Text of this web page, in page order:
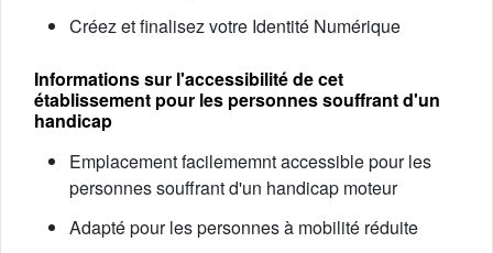
Créez et finalisez votre Identité Numérique
Informations sur l'accessibilité de cet
établissement pour les personnes souffrant d'un
handicap
Emplacement facilememnt accessible pour les
personnes souffrant d'un handicap moteur
Adapté pour les personnes à mobilité réduite